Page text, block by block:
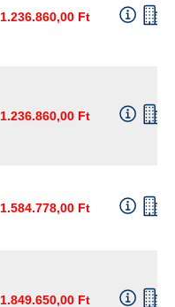
1.236.860,00 Ft
1.236.860,00 Ft
1.584.778,00 Ft
1.849.650,00 Ft